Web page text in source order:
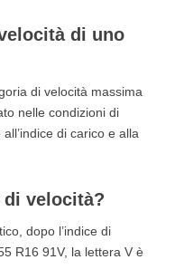
di uno
di velocità massima
nelle condizioni di
di carico e alla
di velocità?
dopo l’indice di
R16 91V, la lettera V è